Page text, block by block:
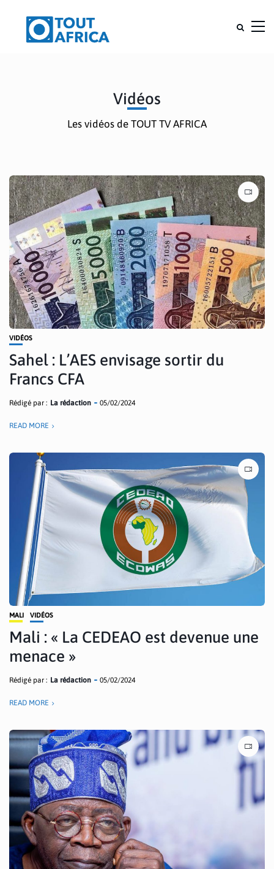
Vidéos
Les vidéos de TOUT TV AFRICA
VIDÉOS
Sahel : L’AES envisage sortir du
Francs CFA
Rédigé par : La rédaction 05/02/2024
READ MORE
MALI VIDÉOS
Mali : « La CEDEAO est devenue une
menace »
Rédigé par : La rédaction 05/02/2024
READ MORE